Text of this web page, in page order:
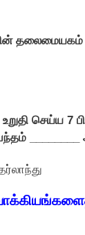
தலைமையகம்
செய்ய 7
________